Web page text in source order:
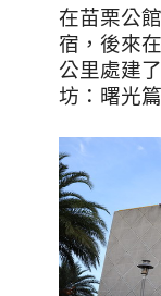
在苗栗公
宿，後來
公里處建
坊：曙光